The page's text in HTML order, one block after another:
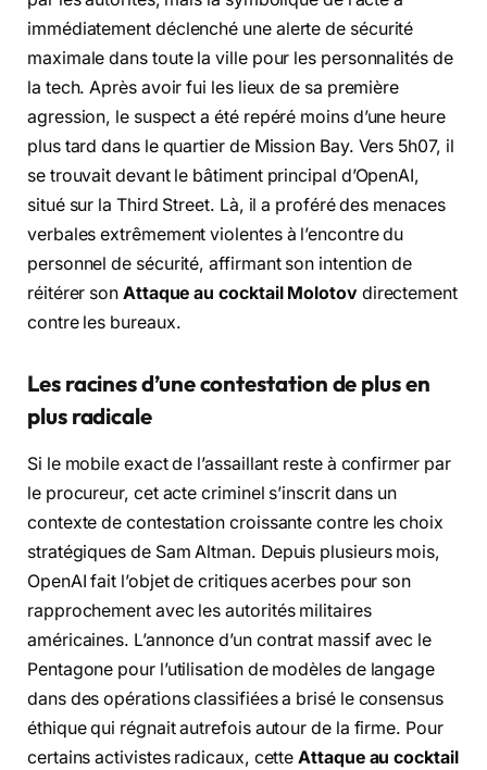
immédiatement déclenché une alerte de sécurité
maximale dans toute la ville pour les personnalités de
la tech. Après avoir fui les lieux de sa première
agression, le suspect a été repéré moins d’une heure
plus tard dans le quartier de Mission Bay. Vers 5h07, il
se trouvait devant le bâtiment principal d’OpenAI,
situé sur la Third Street. Là, il a proféré des menaces
verbales extrêmement violentes à l’encontre du
personnel de sécurité, affirmant son intention de
réitérer son Attaque au cocktail Molotovdirectement
contre les bureaux.
Les racines d’une contestation de plus en
plus radicale
Si le mobile exact de l’assaillant reste à confirmer par
le procureur, cet acte criminel s’inscrit dans un
contexte de contestation croissante contre les choix
stratégiques de Sam Altman. Depuis plusieurs mois,
OpenAI fait l’objet de critiques acerbes pour son
rapprochement avec les autorités militaires
américaines. L’annonce d’un contrat massif avec le
Pentagone pour l’utilisation de modèles de langage
dans des opérations classifiées a brisé le consensus
éthique qui régnait autrefois autour de la firme. Pour
certains activistes radicaux, cetteAttaque au cocktail